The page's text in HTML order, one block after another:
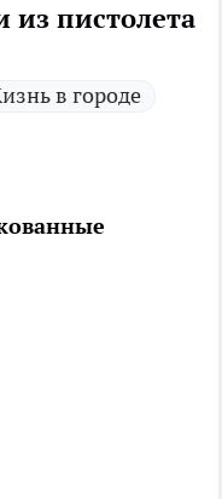
из пистолета
в городе